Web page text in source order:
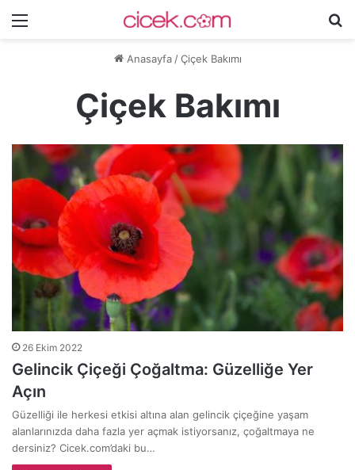
Menü
Anasayfa / Çiçek Bakımı
Çiçek Bakımı
26 Ekim 2022
Gelincik Çiçeği Çoğaltma: Güzelliğe Yer
Açın
Güzelliği ile herkesi etkisi altına alan gelincik çiçeğine yaşam
alanlarınızda daha fazla yer açmak istiyorsanız, çoğaltmaya ne
dersiniz? Cicek.com’daki bu…